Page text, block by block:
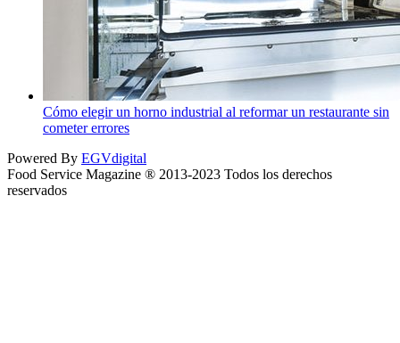
Cómo elegir un horno industrial al reformar un restaurante sin
cometer errores
Powered By EGVdigital
Food Service Magazine ® 2013-2023 Todos los derechos
reservados